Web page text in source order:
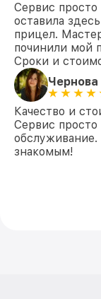
Сервис
оставила
прицел.
починили мой
Сроки и
Качество и
Сервис
знакомым!